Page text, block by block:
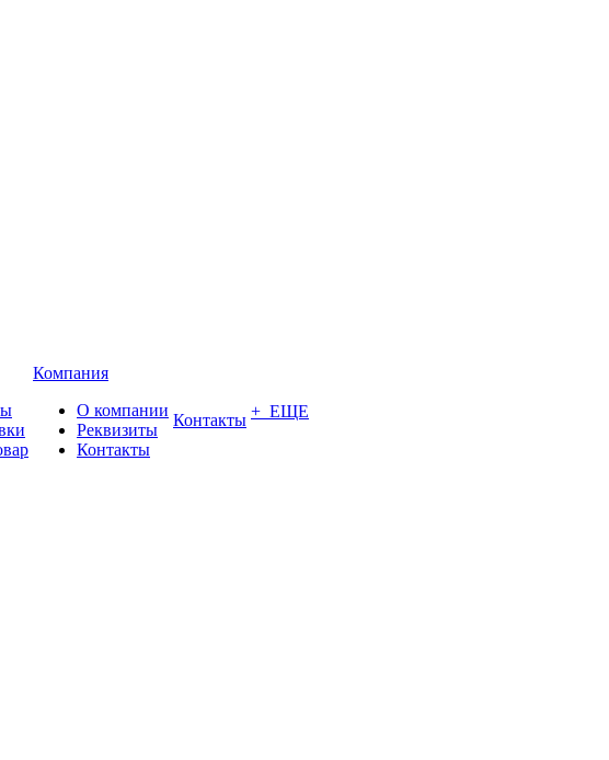
Компания
О компании
Реквизиты
Контакты
Контакты + ЕЩЕ